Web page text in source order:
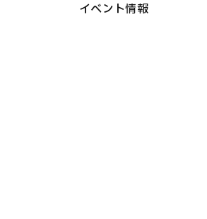
イベント情報